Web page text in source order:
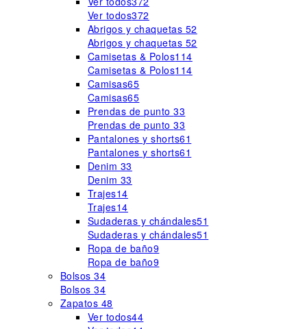
Ver todos372
Abrigos y chaquetas 52
Abrigos y chaquetas 52
Camisetas & Polos114
Camisetas & Polos114
Camisas65
Camisas65
Prendas de punto33
Prendas de punto33
Pantalones y shorts61
Pantalones y shorts61
Denim 33
Denim 33
Trajes14
Trajes14
Sudaderas y chándales51
Sudaderas y chándales51
Ropa de baño9
Ropa de baño9
Bolsos34
Bolsos34
Zapatos 48
Ver todos44